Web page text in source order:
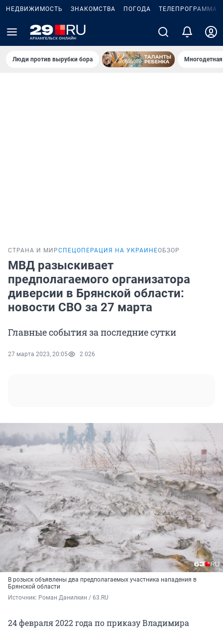
НЕДВИЖИМОСТЬ ЗНАКОМСТВА ПОГОДА ТЕЛЕПРОГРАММА
Люди против вырубки бора
СТРАНА И МИРСПЕЦОПЕРАЦИЯ НА УКРАИНЕОБЗОР
МВД разыскивает
предполагаемого организатора
диверсии в Брянской области:
новости СВО за 27 марта
Главные события за последние сутки
27 марта 2023, 20:05 2 026
В розыск объявлены два предполагаемых участника нападения в
Брянской области
Источник: Роман Данилкин / 63.RU
24 февраля 2022 года по приказу Владимира